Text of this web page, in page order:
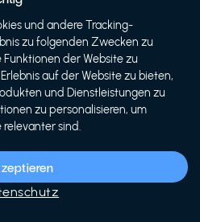
für urbane Fahrräder...
und andere Tracking-
zu folgenden Zwecken zu
der Website zu
auf der Website zu bieten,
und Dienstleistungen zu
zu personalisieren, um
sind.